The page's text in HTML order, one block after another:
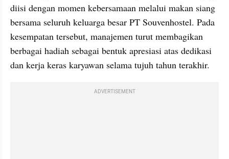
diisi dengan momen kebersamaan melalui makan siang
bersama seluruh keluarga besar PT Souvenhostel. Pada
kesempatan tersebut, manajemen turut membagikan
berbagai hadiah sebagai bentuk apresiasi atas dedikasi
dan kerja keras karyawan selama tujuh tahun terakhir.
ADVERTISEMENT